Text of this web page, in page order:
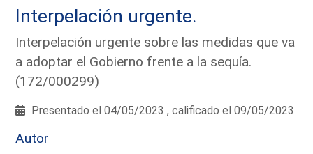
Interpelación urgente.
Interpelación urgente sobre las medidas que va
a adoptar el Gobierno frente a la sequía.
(172/000299)
Presentado el 04/05/2023 , calificado el 09/05/2023
Autor